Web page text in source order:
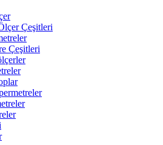
Çeşitleri
Çeşitleri